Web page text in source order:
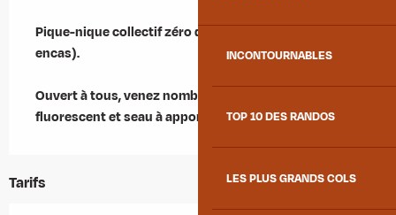
INCONTOURNABLES
TOP 10 DES RANDOS
LES PLUS GRANDS COLS
Pique-nique collectif zéro déchet (prévoyez votre
encas).
Ouvert à tous, venez nombreux (gants, gilet
fluorescent et seau à apporter).
Tarifs